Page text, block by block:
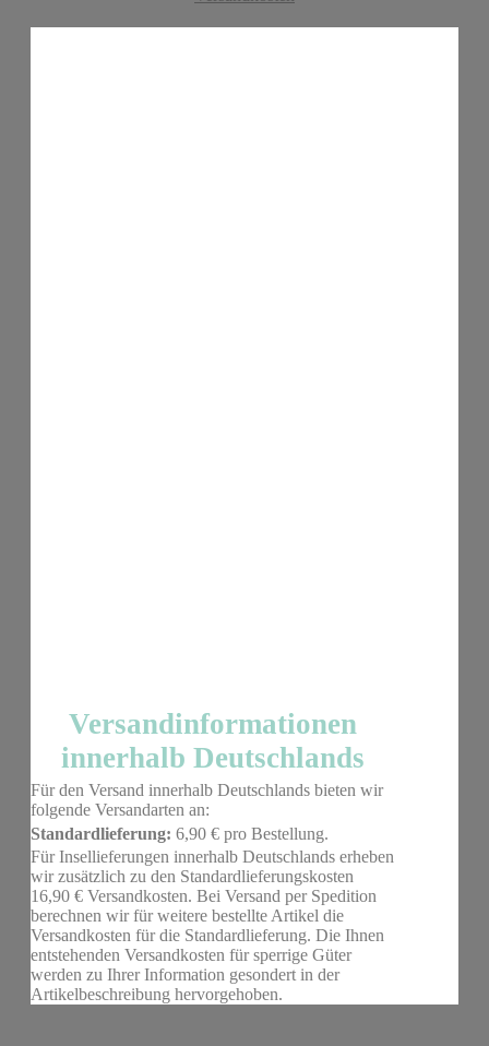
Versandinformationen
innerhalb Deutschlands
Für den Versand innerhalb Deutschlands bieten wir
folgende Versandarten an:
Standardlieferung: 6,90 € pro Bestellung.
Für Insellieferungen innerhalb Deutschlands erheben
wir zusätzlich zu den Standardlieferungskosten
16,90 € Versandkosten. Bei Versand per Spedition
berechnen wir für weitere bestellte Artikel die
Versandkosten für die Standardlieferung. Die Ihnen
entstehenden Versandkosten für sperrige Güter
werden zu Ihrer Information gesondert in der
Artikelbeschreibung hervorgehoben.